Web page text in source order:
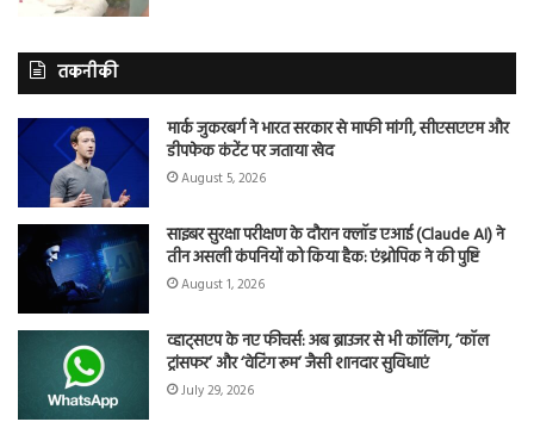
तकनीकी
मार्क जुकरबर्ग ने भारत सरकार से माफी मांगी, सीएसएएम और
डीपफेक कंटेंट पर जताया खेद
August 5, 2026
साइबर सुरक्षा परीक्षण के दौरान क्लॉड एआई (Claude AI) ने
तीन असली कंपनियों को किया हैक: एंथ्रोपिक ने की पुष्टि
August 1, 2026
व्हाट्सएप के नए फीचर्स: अब ब्राउजर से भी कॉलिंग, ‘कॉल
ट्रांसफर’ और ‘वेटिंग रूम’ जैसी शानदार सुविधाएं
July 29, 2026